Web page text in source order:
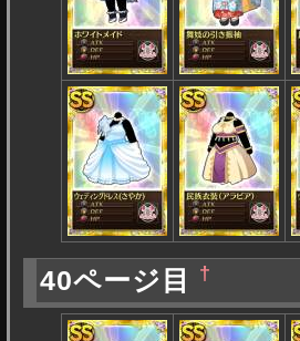
40ページ目 †